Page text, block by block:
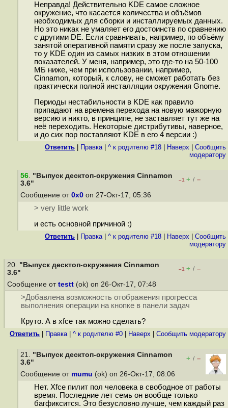
Неправда! Действительно KDE самое сложное
окружение, что касается количества и объёмов
необходимых для сборки и инсталлируемых данных.
Но это никак не умаляет его достоинств по сравнению
с другими DE. Если сравнивать, например, по объёму
занятой оперативной памяти сразу же после запуска,
то у KDE один из самых низких в этом отношении
показателей. У меня, например, это где-то на 50-100
МБ ниже, чем при использовании, например,
Cinnamon, который, к слову, не сможет работать без
практически полной инсталляции окружения Gnome.
Периоды нестабильности в KDE как правило
припадают на времена перехода на новую мажорную
версию и никто, в принципе, не заставляет тут же на
неё переходить. Некоторые дистрибутивы, наверное,
и до сих пор поставляют KDE в его 4 версии :)
Ответить Правка| ^ к родителю #18 Наверх
Cообщить
модератору
56. "Выпуск десктоп-окружения Cinnamon
3.6"
–1 + / –
Сообщение от 0x0 on 27-Окт-17, 05:36
> very little work
и есть основной причиной :)
Ответить Правка| ^ к родителю #18 Наверх
Cообщить
модератору
20. "Выпуск десктоп-окружения Cinnamon
3.6"
–1 + / –
Сообщение от testt (ok) on 26-Окт-17, 07:48
>Добавлена возможность отображения прогресса
выполнения операции на кнопке в панели задач
Круто. А в xfce так можно сделать?
Ответить Правка| ^ к родителю #0 Наверх Cообщить модератору
21. "Выпуск десктоп-окружения Cinnamon
3.6"
+ / –
Сообщение от mumu (ok) on 26-Окт-17, 08:06
Нет. Xfce пилит пол человека в свободное от работы
время. Последние лет семь он вообще только
багфиксится. Это безусловно лучше, чем каждый раз